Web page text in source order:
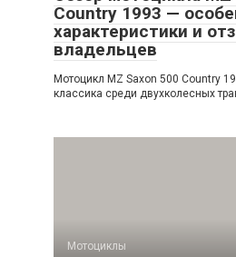
Country 1993 —
характеристики и
владельцев
Мотоцикл MZ Saxon 500 Country
классика среди двухколесных
Мотоциклы